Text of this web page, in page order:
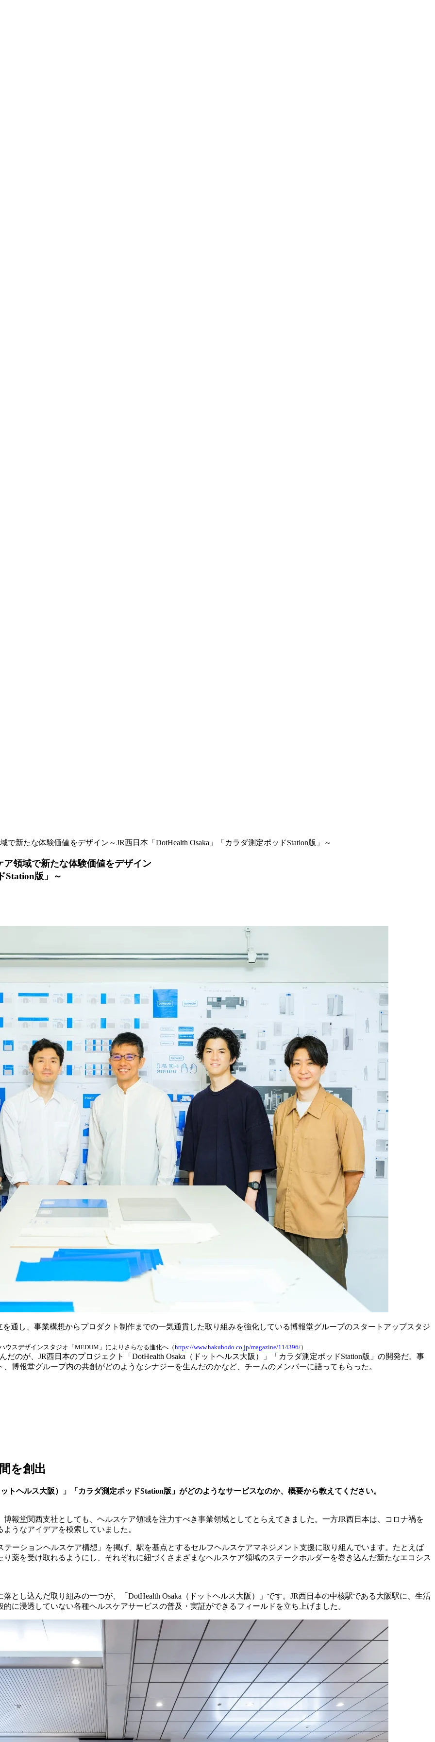
新たな体験価値をデザイン～JR西日本「DotHealth Osaka」「カラダ測定ポッドStation版」～
領域で新たな体験価値をデザイン
Station版」～
通し、事業構想からプロダクト制作までの一気通貫した取り組みを強化している博報堂グループのスタートアップスタジ
ウスデザインスタジオ「MEDUM」によりさらなる進化へ（https://www.hakuhodo.co.jp/magazine/114396/）
のが、JR西日本のプロジェクト「DotHealth Osaka（ドットヘルス大阪）」「カラダ測定ポッドStation版」の開発だ。事
博報堂グループ内の共創がどのようなシナジーを生んだのかなど、チームのメンバーに語ってもらった。
を創出
ヘルス大阪）」「カラダ測定ポッドStation版」がどのようなサービスなのか、概要から教えてください。
報堂関西支社としても、ヘルスケア領域を注力すべき事業領域としてとらえてきました。一方JR西日本は、コロナ禍を
うなアイデアを模索していました。
ーションヘルスケア構想」を掲げ、駅を基点とするセルフヘルスケアマネジメント支援に取り組んでいます。たとえば
薬を受け取れるようにし、それぞれに紐づくさまざまなヘルスケア領域のステークホルダーを巻き込んだ新たなエコシス
とし込んだ取り組みの一つが、「DotHealth Osaka（ドットヘルス大阪）」です。JR西日本の中核駅である大阪駅に、生活
に浸透していない各種ヘルスケアサービスの普及・実証ができるフィールドを立ち上げました。